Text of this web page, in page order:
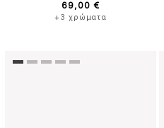
69,00 €
+3 χρώματα